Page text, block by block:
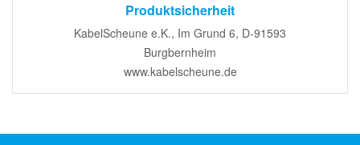
Produktsicherheit
KabelScheune e.K., Im Grund 6, D-91593
Burgbernheim
www.kabelscheune.de